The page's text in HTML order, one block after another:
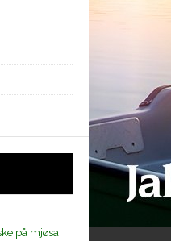
på mjøsa